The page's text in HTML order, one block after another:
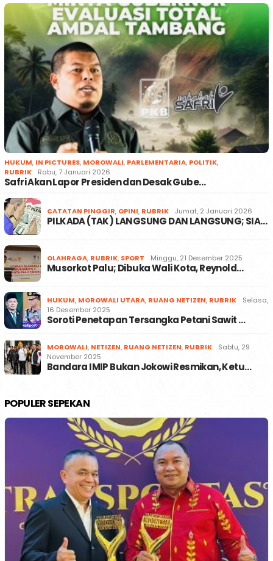
HUKUM, IN PICTURES, MOROWALI, PARLEMENTARIA, POLITIK,
RUBRIK
Rabu, 7 Januari 2026
Safri Akan Lapor Presiden dan Desak Gube…
CATATAN PINGGIR, OPINI, RUBRIK Jumat, 2 Januari 2026
PILKADA (TAK) LANGSUNG DAN LANGSUNG; SIA…
OLAHRAGA, RUBRIK, SPORT Minggu, 21 Desember 2025
Musorkot Palu; Dibuka Wali Kota, Reynold…
HUKUM, MOROWALI UTARA, RUANG NETIZEN, RUBRIK
Selasa,
16 Desember 2025
Soroti Penetapan Tersangka Petani Sawit …
MOROWALI, NETIZEN, RUANG NETIZEN, RUBRIK
Sabtu, 29
November 2025
Bandara IMIP Bukan Jokowi Resmikan, Ketu…
POPULER SEPEKAN